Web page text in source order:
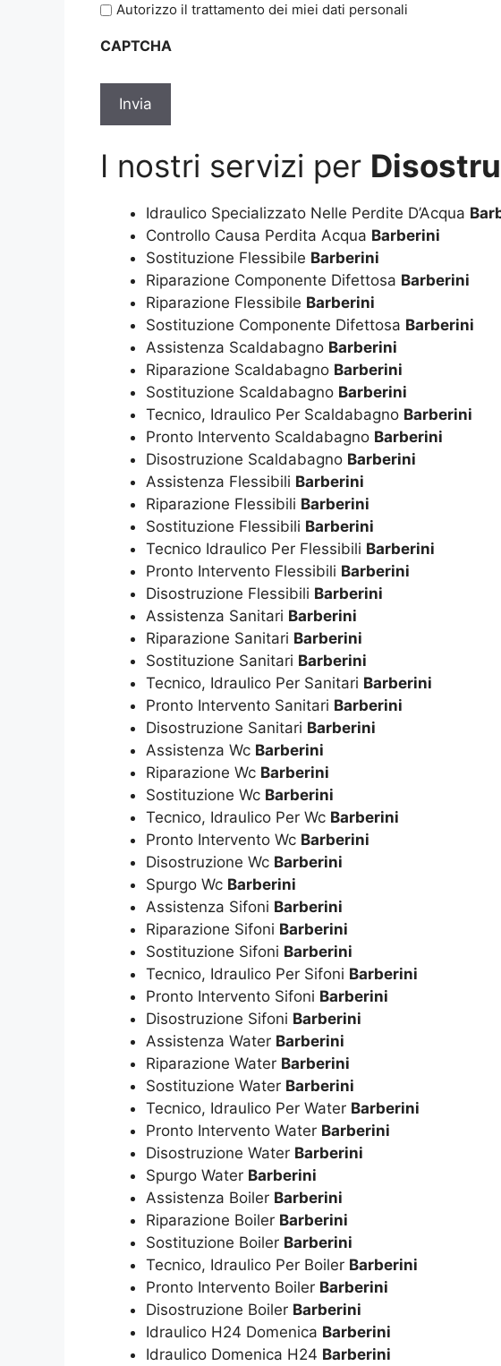
l'informativa
sulla
*
Autorizzo il trattamento dei miei dati personali
CAPTCHA
I nostri servizi per
Idraulico Specializzato Nelle Perdite D’Acqua
Controllo Causa Perdita Acqua Barberini
Sostituzione Flessibile Barberini
Riparazione Componente Difettosa Barberini
Riparazione Flessibile Barberini
Sostituzione Componente Difettosa Barberini
Assistenza Scaldabagno Barberini
Riparazione Scaldabagno Barberini
Sostituzione Scaldabagno Barberini
Tecnico, Idraulico Per Scaldabagno Barberini
Pronto Intervento Scaldabagno Barberini
Disostruzione Scaldabagno Barberini
Assistenza Flessibili Barberini
Riparazione Flessibili Barberini
Sostituzione Flessibili Barberini
Tecnico Idraulico Per Flessibili Barberini
Pronto Intervento Flessibili Barberini
Disostruzione Flessibili Barberini
Assistenza Sanitari Barberini
Riparazione Sanitari Barberini
Sostituzione Sanitari Barberini
Tecnico, Idraulico Per Sanitari Barberini
Pronto Intervento Sanitari Barberini
Disostruzione Sanitari Barberini
Assistenza Wc Barberini
Riparazione Wc Barberini
Sostituzione Wc Barberini
Tecnico, Idraulico Per Wc Barberini
Pronto Intervento Wc Barberini
Disostruzione Wc Barberini
Spurgo Wc Barberini
Assistenza Sifoni Barberini
Riparazione Sifoni Barberini
Sostituzione Sifoni Barberini
Tecnico, Idraulico Per Sifoni Barberini
Pronto Intervento Sifoni Barberini
Disostruzione Sifoni Barberini
Assistenza Water Barberini
Riparazione Water Barberini
Sostituzione Water Barberini
Tecnico, Idraulico Per Water Barberini
Pronto Intervento Water Barberini
Disostruzione Water Barberini
Spurgo Water Barberini
Assistenza Boiler Barberini
Riparazione Boiler Barberini
Sostituzione Boiler Barberini
Tecnico, Idraulico Per Boiler Barberini
Pronto Intervento Boiler Barberini
Disostruzione Boiler Barberini
Idraulico H24 Domenica Barberini
Idraulico Domenica H24 Barberini